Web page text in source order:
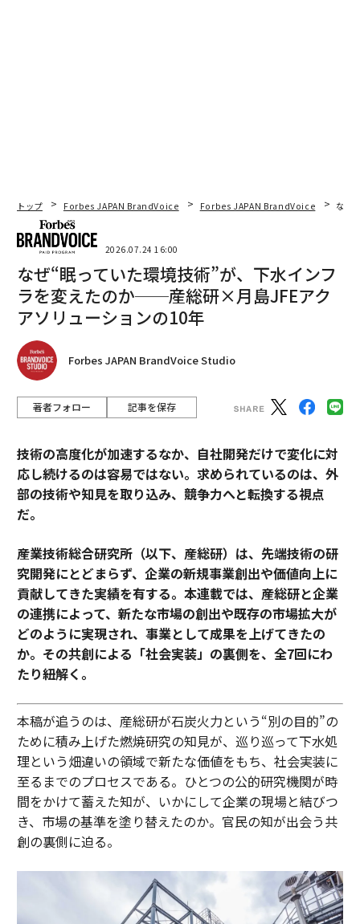
トップ Forbes JAPAN BrandVoice Forbes JAPAN BrandVoice なぜ
2026.07.24 16:00
なぜ“眠っていた環境技術”が、下水インフ
ラを変えたのか──産総研×月島JFEアク
アソリューションの10年
Forbes JAPAN BrandVoice Studio
著者フォロー 記事を保存
技術の高度化が加速するなか、自社開発だけで変化に対
応し続けるのは容易ではない。求められているのは、外
部の技術や知見を取り込み、競争力へと転換する視点
だ。
産業技術総合研究所（以下、産総研）は、先端技術の研
究開発にとどまらず、企業の新規事業創出や価値向上に
貢献してきた実績を有する。本連載では、産総研と企業
の連携によって、新たな市場の創出や既存の市場拡大が
どのように実現され、事業として成果を上げてきたの
か。その共創による「社会実装」の裏側を、全7回にわ
たり紐解く。
本稿が追うのは、産総研が石炭火力という“別の目的”の
ために積み上げた燃焼研究の知見が、巡り巡って下水処
理という畑違いの領域で新たな価値をもち、社会実装に
至るまでのプロセスである。ひとつの公的研究機関が時
間をかけて蓄えた知が、いかにして企業の現場と結びつ
き、市場の基準を塗り替えたのか。官民の知が出会う共
創の裏側に迫る。